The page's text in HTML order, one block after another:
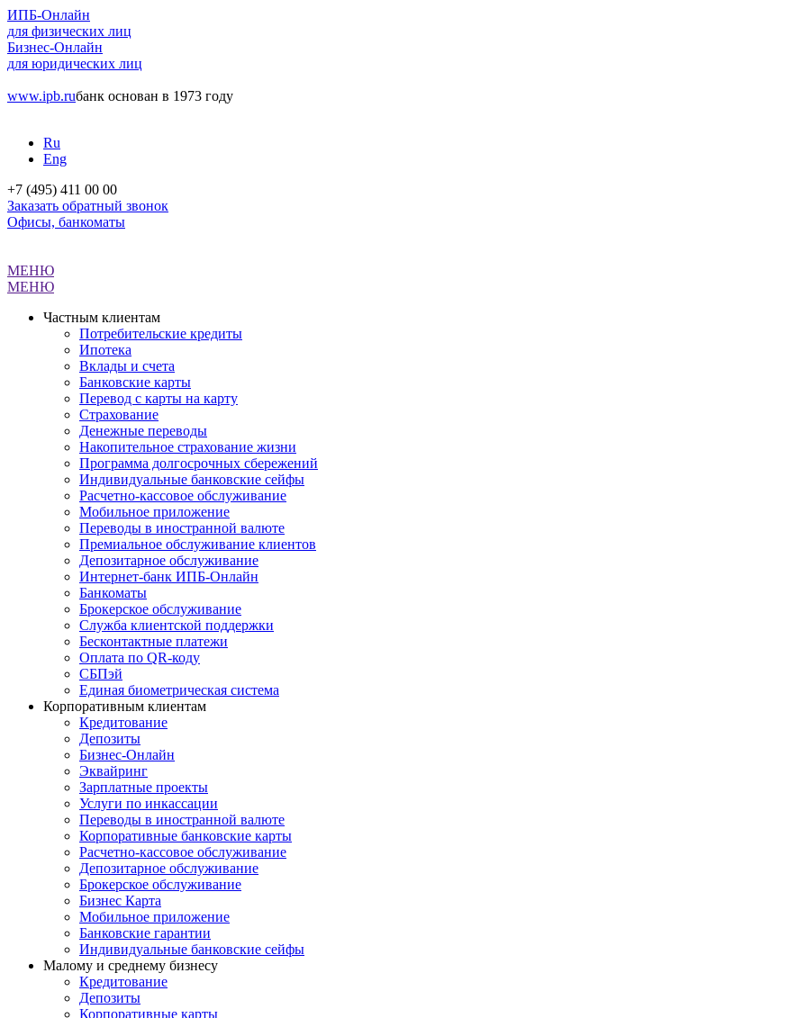
ИПБ-Онлайн
для физических лиц
Бизнес-Онлайн
для юридических лиц
www.ipb.ruбанк основан в 1973 году
Ru
Eng
+7 (495) 411 00 00
Заказать обратный звонок
Офисы, банкоматы
МЕНЮ
МЕНЮ
Частным клиентам
Потребительские кредиты
Ипотека
Вклады и счета
Банковские карты
Перевод с карты на карту
Страхование
Денежные переводы
Накопительное страхование жизни
Программа долгосрочных сбережений
Индивидуальные банковские сейфы
Расчетно-кассовое обслуживание
Мобильное приложение
Переводы в иностранной валюте
Премиальное обслуживание клиентов
Депозитарное обслуживание
Интернет-банк ИПБ-Онлайн
Банкоматы
Брокерское обслуживание
Служба клиентской поддержки
Бесконтактные платежи
Оплата по QR-коду
СБПэй
Единая биометрическая система
Корпоративным клиентам
Кредитование
Депозиты
Бизнес-Онлайн
Эквайринг
Зарплатные проекты
Услуги по инкассации
Переводы в иностранной валюте
Корпоративные банковские карты
Расчетно-кассовое обслуживание
Депозитарное обслуживание
Брокерское обслуживание
Бизнес Карта
Мобильное приложение
Банковские гарантии
Индивидуальные банковские сейфы
Малому и среднему бизнесу
Кредитование
Депозиты
Корпоративные карты